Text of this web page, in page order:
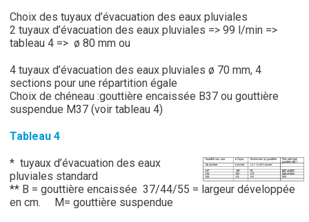
Choix des tuyaux d’évacuation des eaux pluviales
2 tuyaux d’évacuation des eaux pluviales => 99 l/min =>
tableau 4 => ø 80 mm ou
4 tuyaux d’évacuation des eaux pluviales ø 70 mm, 4
sections pour une répartition égale
Choix de chéneau :gouttière encaissée B37 ou gouttière
suspendue M37 (voir tableau 4)
Tableau 4
* tuyaux d’évacuation des eaux
pluviales standard
** B = gouttière encaissée 37/44/55 = largeur développée
en cm. M= gouttière suspendue